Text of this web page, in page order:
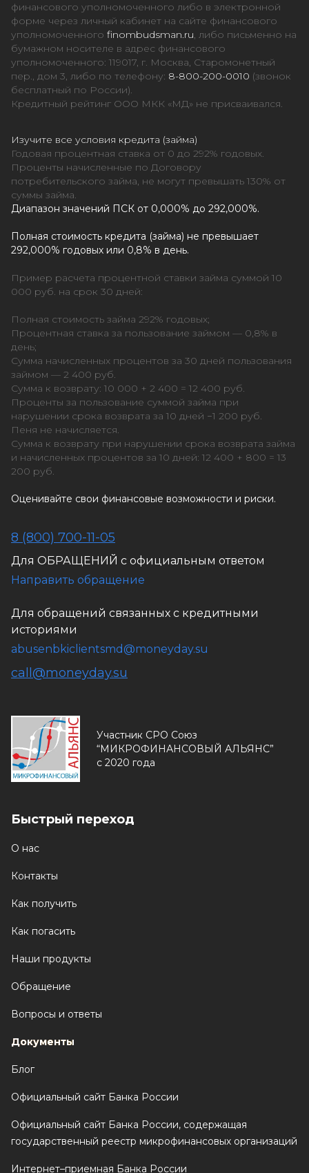
финансового уполномоченного либо в электронной
форме через личный кабинет на сайте финансового
уполномоченного finombudsman.ru, либо письменно на
бумажном носителе в адрес финансового
уполномоченного: 119017, г. Москва, Старомонетный
пер., дом 3, либо по телефону: 8-800-200-0010 (звонок
бесплатный по России).
Кредитный рейтинг ООО МКК «МД» не присваивался.
Изучите все условия кредита (займа)
Годовая процентная ставка от 0 до 292% годовых.
Проценты начисленные по Договору
потребительского займа, не могут превышать 130% от
суммы займа.
Диапазон значений ПСК от 0,000% до 292,000%.
Полная стоимость кредита (займа) не превышает
292,000% годовых или 0,8% в день.
Пример расчета процентной ставки займа суммой 10
000 руб. на срок 30 дней:
Полная стоимость займа 292% годовых;
Процентная ставка за пользование займом — 0,8% в
день;
Сумма начисленных процентов за 30 дней пользования
займом — 2 400 руб.
Сумма к возврату: 10 000 + 2 400 = 12 400 руб.
Проценты за пользование суммой займа при
нарушении срока возврата за 10 дней −1 200 руб.
Пеня не начисляется.
Сумма к возврату при нарушении срока возврата займа
и начисленных процентов за 10 дней: 12 400 + 800 = 13
200 руб.
Оценивайте свои финансовые возможности и риски.
8 (800) 700-11-05
Для ОБРАЩЕНИЙ с официальным ответом
Направить обращение
Для обращений связанных с кредитными
историями
abusenbkiclientsmd@moneyday.su
call@moneyday.su
Участник СРО Союз
“МИКРОФИНАНСОВЫЙ АЛЬЯНС”
с 2020 года
Быстрый переход
О нас
Контакты
Как получить
Как погасить
Наши продукты
Обращение
Вопросы и ответы
Документы
Блог
Официальный сайт Банка России
Официальный сайт Банка России, содержащая
государственный реестр микрофинансовых организаций
Интернет–приемная Банка России